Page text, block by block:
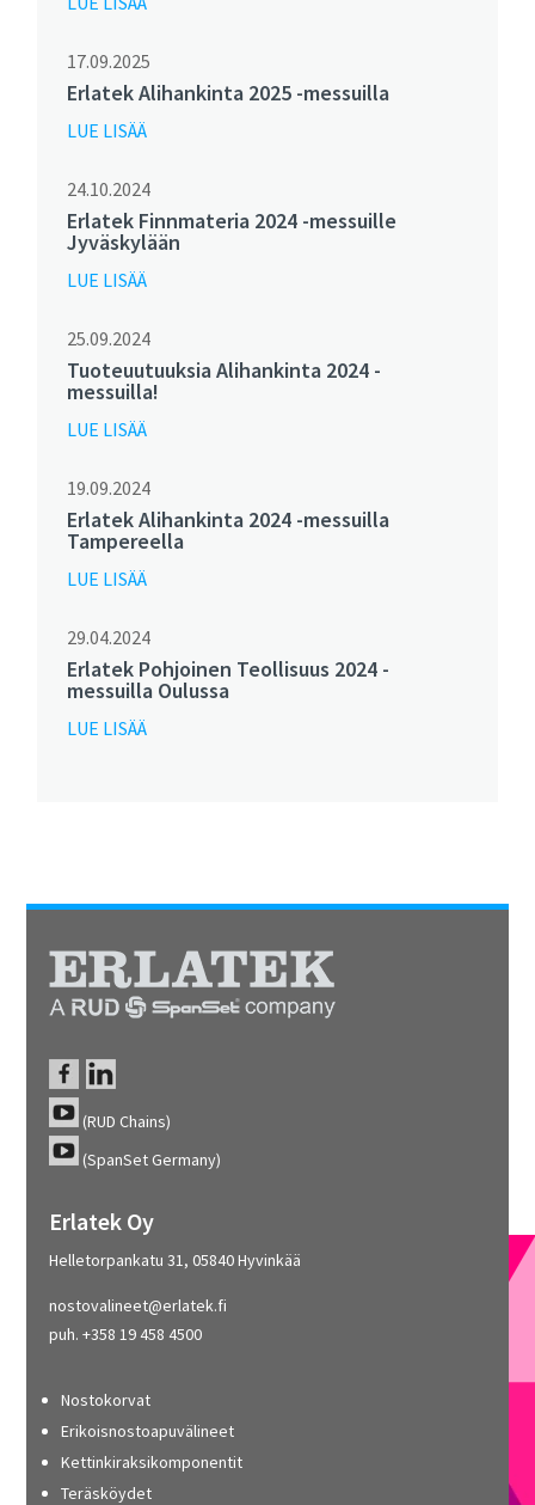
Erlatek Alihankinta 2025 -messuilla
17.09.2025
LUE LISÄÄ
Erlatek Finnmateria 2024 -messuille
Jyväskylään
24.10.2024
LUE LISÄÄ
Tuoteuutuuksia Alihankinta 2024 -
messuilla!
25.09.2024
LUE LISÄÄ
Erlatek Alihankinta 2024 -messuilla
Tampereella
19.09.2024
LUE LISÄÄ
Erlatek Pohjoinen Teollisuus 2024 -
messuilla Oulussa
29.04.2024
LUE LISÄÄ
(RUD Chains)
(SpanSet Germany)
Erlatek Oy
Helletorpankatu 31, 05840 Hyvinkää
nostovalineet@erlatek.fi
puh. +358 19 458 4500
Nostokorvat
Erikoisnostoapuvälineet
Kettinkiraksikomponentit
Teräsköydet